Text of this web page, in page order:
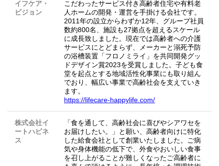
イフケア・
ビジョン
こだわったサービス付き高齢者住宅や有料老
人ホームの開発・運営を手掛ける会社です。
2011年の設立からわずか12年、グループ社員
数約800名、施設も27拠点を超えるスケール
に成長致しました。現在では高齢者への介護
サービスにとどまらず、メーカーと溺死予防
の浴槽装置「フロノミライ」を共同開発グッ
ドデザイン賞2023を受賞しました。子ども食
堂を起点とする地域活性化事業にも取り組ん
でおり、幅広い事業で高齢社会を支えていき
ます。
https://lifecare-happylife.com/
株式会社イ
ートハピネ
ス
「食を通して、高齢社会に喜びやシアワセを
お届けしたい。」と願い、高齢者向けに特化
した給食会社として創業いたしました。ご病
気や身体機能の低下で、外食やおいしい食事
を召し上がることが難しくなったご高齢者に